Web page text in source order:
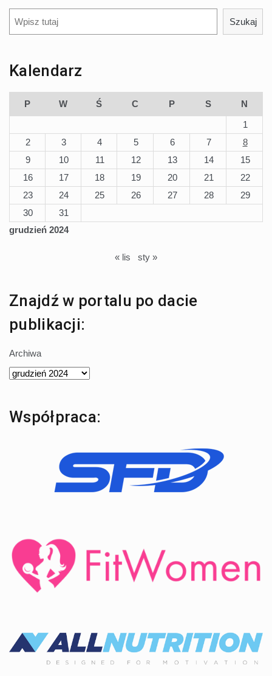
Szukaj
Kalendarz
grudzień 2024
P W Ś C P S
N
1
2
3 4 5 6 7
8
9
10 11 12 13 14
15
16
17 18 19 20 21
22
23
24 25 26 27 28
29
30
31
« lis sty »
Znajdź w portalu po dacie
publikacji:
Archiwa
Współpraca: